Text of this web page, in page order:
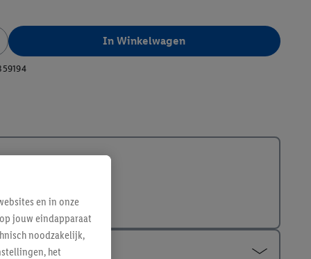
In Winkelwagen
en in onze
jouw eindapparaat
noodzakelijk,
het